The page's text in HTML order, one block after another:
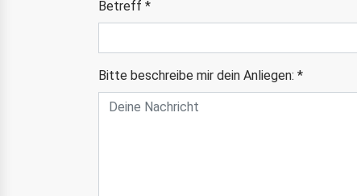
Betreff *
Bitte beschreibe mir dein Anliegen: *